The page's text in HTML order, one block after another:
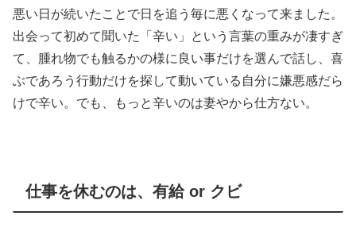
悪い日が続いたことで日を追う毎に悪くなって来ました。
出会って初めて聞いた「辛い」という言葉の重みが凄すぎ
て、腫れ物でも触るかの様に良い事だけを選んで話し、喜
ぶであろう行動だけを探して動いている自分に嫌悪感だら
けで辛い。でも、もっと辛いのは妻やから仕方ない。
仕事を休むのは、有給 or クビ